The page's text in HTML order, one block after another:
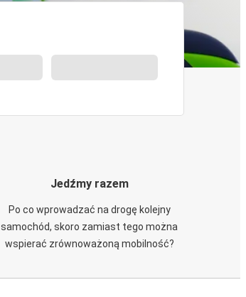
Jedźmy razem
Po co wprowadzać na drogę kolejny
samochód, skoro zamiast tego można
wspierać zrównoważoną mobilność?